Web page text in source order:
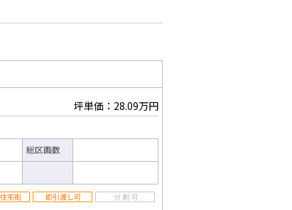
坪単価：28.09万円
総区画数